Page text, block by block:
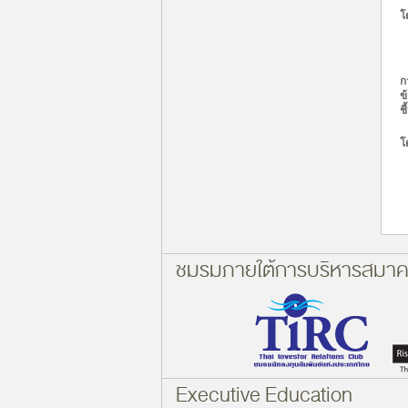
ชมรมภายใต้การบริหารสมา
Executive Education